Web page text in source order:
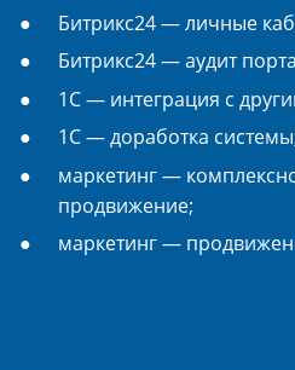
Битрикс24 — личные
Битрикс24 — аудит
1С — интеграция с
1С — доработка
маркетинг —
продвижение;
маркетинг —